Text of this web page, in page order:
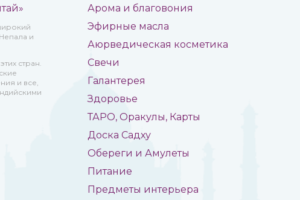
и
стран.
и все,
Арома и благовония
Эфирные масла
Аюрведическая косметика
Свечи
Галантерея
Здоровье
ТАРО, Оракулы, Карты
Доска Садху
Обереги и Амулеты
Питание
Предметы интерьера